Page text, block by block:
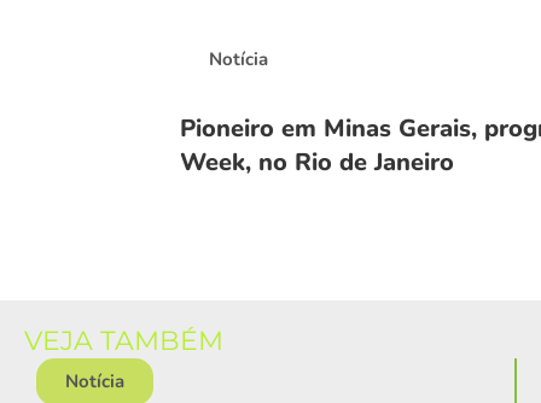
Notícia
Pioneiro em Minas Gerais,
Week, no Rio de Janeiro
VEJA TAMBÉM
Notícia